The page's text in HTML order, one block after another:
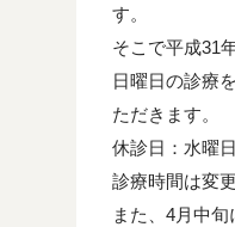
す。
そこで平成31
日曜日の診療
ただきます。
休診日：水曜
診療時間は変
また、4月中